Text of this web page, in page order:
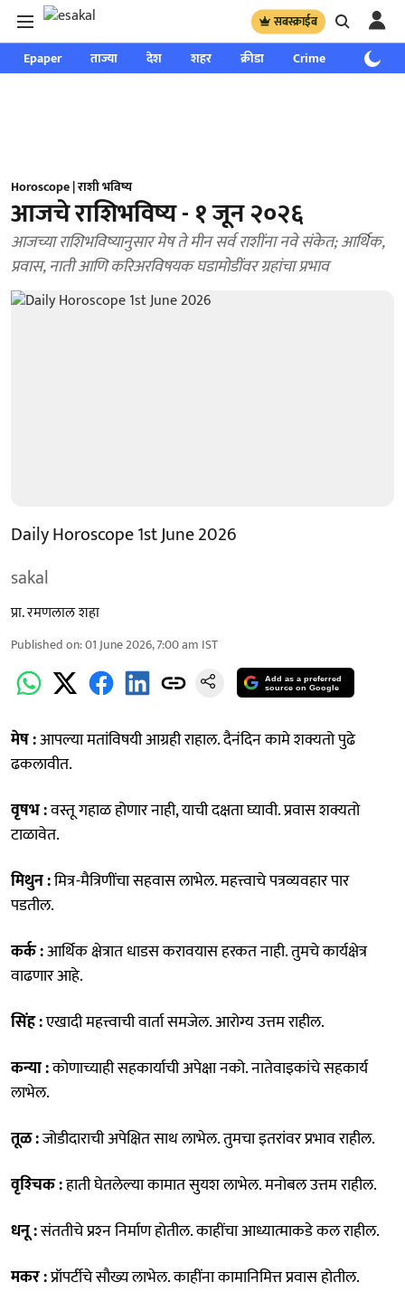
सबस्क्राईब
Epaper ताज्या देश शहर क्रीडा Crime साप्ताहिक
Horoscope | राशी भविष्य
आजचे राशिभविष्य - १ जून २०२६
आजच्या राशिभविष्यानुसार मेष ते मीन सर्व राशींना नवे संकेत; आर्थिक,
प्रवास, नाती आणि करिअरविषयक घडामोडींवर ग्रहांचा प्रभाव
Daily Horoscope 1st June 2026
sakal
प्रा. रमणलाल शहा
Published on:01 June 2026, 7:00 am IST
Add as a preferred
source on Google
मेष :आपल्या मतांविषयी आग्रही राहाल. दैनंदिन कामे शक्यतो पुढे
ढकलावीत.
वृषभ :वस्तू गहाळ होणार नाही, याची दक्षता घ्यावी. प्रवास शक्यतो
टाळावेत.
मिथुन :मित्र-मैत्रिणींचा सहवास लाभेल. महत्त्वाचे पत्रव्यवहार पार
पडतील.
कर्क :आर्थिक क्षेत्रात धाडस करावयास हरकत नाही. तुमचे कार्यक्षेत्र
वाढणार आहे.
सिंह :एखादी महत्त्वाची वार्ता समजेल. आरोग्य उत्तम राहील.
कन्या :कोणाच्याही सहकार्याची अपेक्षा नको. नातेवाइकांचे सहकार्य
लाभेल.
तूळ :जोडीदाराची अपेक्षित साथ लाभेल. तुमचा इतरांवर प्रभाव राहील.
वृश्‍चिक :हाती घेतलेल्या कामात सुयश लाभेल. मनोबल उत्तम राहील.
धनू :संततीचे प्रश्‍न निर्माण होतील. काहींचा आध्यात्माकडे कल राहील.
मकर :प्रॉपर्टीचे सौख्य लाभेल. काहींना कामानिमित्त प्रवास होतील.